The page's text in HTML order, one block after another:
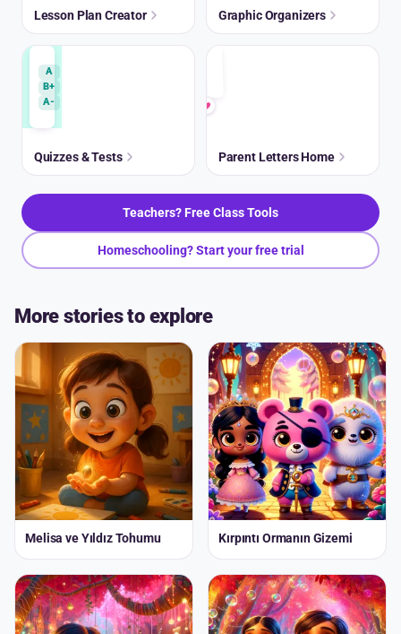
Lesson Plan Creator Graphic Organizers
A
B+
A-
Quizzes & Tests Parent Letters Home
Teachers? Free Class Tools
Homeschooling? Start your free trial
More stories to explore
Melisa ve Yıldız Tohumu Kırpıntı Ormanın Gizemi